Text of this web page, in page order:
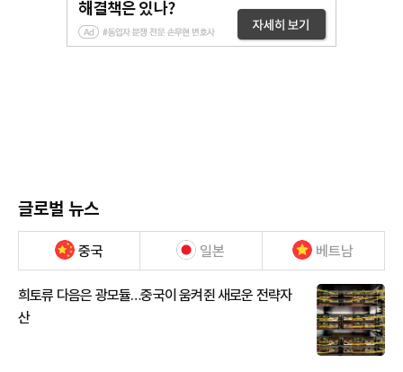
글로벌 뉴스
중국 일본 베트남
희토류 다음은 광모듈…중국이 움켜쥔 새로운 전략자
산